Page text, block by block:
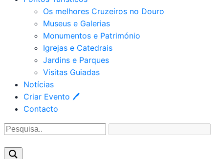
Os melhores Cruzeiros no Douro​
Museus e Galerias
Monumentos e Património
Igrejas e Catedrais
Jardins e Parques
Visitas Guiadas
Notícias
Criar Evento 🖊
Contacto